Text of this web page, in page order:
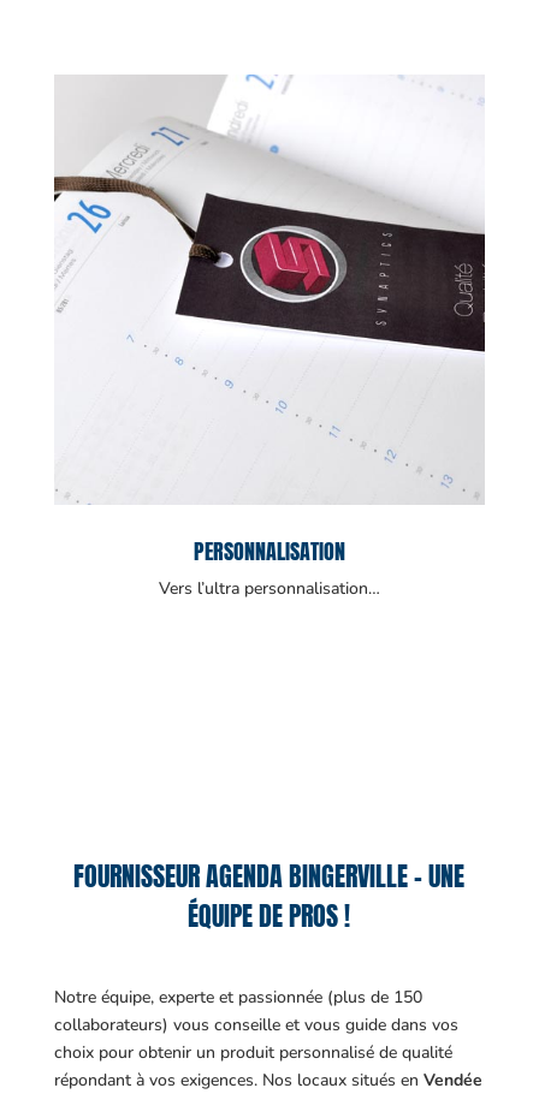
PERSONNALISATION
Vers l’ultra personnalisation…
FOURNISSEUR AGENDA BINGERVILLE – UNE
ÉQUIPE DE PROS !
Notre équipe, experte et passionnée (plus de 150
collaborateurs) vous conseille et vous guide dans vos
choix pour obtenir un produit personnalisé de qualité
répondant à vos exigences. Nos locaux situés en Vendée